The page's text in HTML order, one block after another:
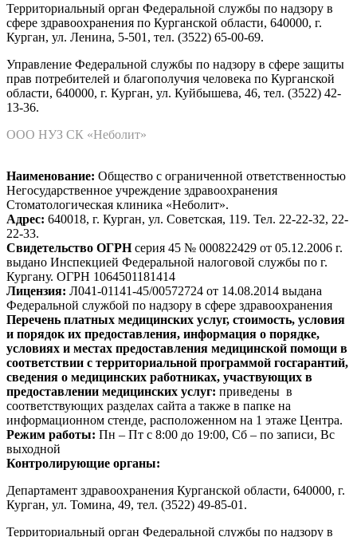
Территориальный орган Федеральной службы по надзору в
сфере здравоохранения по Курганской области, 640000, г.
Курган, ул. Ленина, 5-501, тел. (3522) 65-00-69.
Управление Федеральной службы по надзору в сфере защиты
прав потребителей и благополучия человека по Курганской
области, 640000, г. Курган, ул. Куйбышева, 46, тел. (3522) 42-
13-36.
ООО НУЗ СК «Неболит»
Наименование: Общество с ограниченной ответственностью
Негосударственное учреждение здравоохранения
Стоматологическая клиника «Неболит».
Адрес: 640018, г. Курган, ул. Советская, 119. Тел. 22-22-32, 22-
22-33.
Свидетельство ОГРНсерия 45 № 000822429 от 05.12.2006 г.
выдано Инспекцией Федеральной налоговой службы по г.
Кургану. ОГРН 1064501181414
Лицензия: Л041-01141-45/00572724 от 14.08.2014 выдана
Федеральной службой по надзору в сфере здравоохранения
Перечень платных медицинских услуг, стоимость, условия
и порядок их предоставления, информация о порядке,
условиях и местах предоставления медицинской помощи в
соответствии с территориальной программой госгарантий,
сведения о медицинских работниках, участвующих в
предоставлении медицинских услуг: приведены в
соответствующих разделах сайта а также в папке на
информационном стенде, расположенном на 1 этаже Центра.
Режим работы: Пн – Пт с 8:00 до 19:00, Сб – по записи, Вс
выходной
Контролирующие органы:
Департамент здравоохранения Курганской области, 640000, г.
Курган, ул. Томина, 49, тел. (3522) 49-85-01.
Территориальный орган Федеральной службы по надзору в